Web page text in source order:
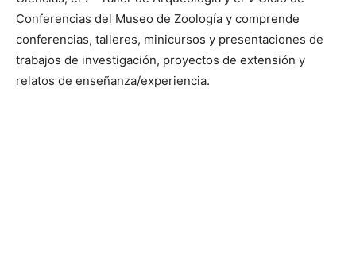
Conferencias del Museo de Zoología y comprende
conferencias, talleres, minicursos y presentaciones de
trabajos de investigación, proyectos de extensión y
relatos de enseñanza/experiencia.